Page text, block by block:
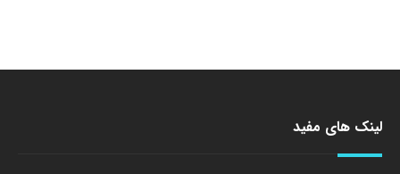
لینک های مفید